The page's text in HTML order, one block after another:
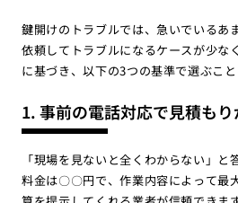
鍵開けのトラブルでは、急いでいるあ
依頼してトラブルになるケースが少な
に基づき、以下の3つの基準で選ぶこと
1. 事前の電話対応で見積も
「現場を見ないと全くわからない」
料金は〇〇円で、作業内容によって最